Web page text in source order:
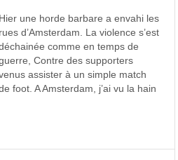
Hier une horde barbare a envahi les
rues d’Amsterdam. La violence s’est
comme en temps de
Contre des supporters
assister à un simple match
foot. A Amsterdam, j’ai vu la hain